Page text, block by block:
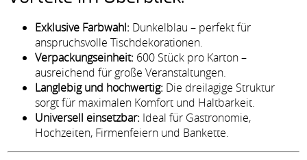
Exklusive Farbwahl: Dunkelblau – perfekt für
anspruchsvolle Tischdekorationen.
Verpackungseinheit: 600 Stück pro Karton –
ausreichend für große Veranstaltungen.
Langlebig und hochwertig: Die dreilagige Struktur
sorgt für maximalen Komfort und Haltbarkeit.
Universell einsetzbar: Ideal für Gastronomie,
Hochzeiten, Firmenfeiern und Bankette.